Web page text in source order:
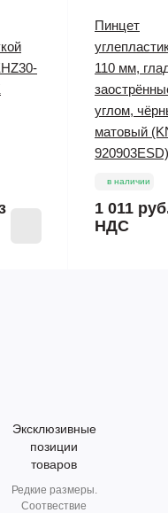
Пинцет
110 мм,
углом,
матовый
920903ESD)
в наличии
1 011
НДС
Эксклюзивные
позиции
товаров
Редкие размеры.
Соотвествие